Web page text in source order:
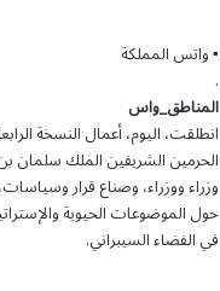
▪︎ واتس المملكة
.
المناطق_واس
الحرمين الشريفين الملك سلمان
حول الموضوعات الحيوية
في الفضاء السيبراني.